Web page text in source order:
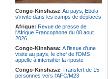
Afrique:CAN Féminine 2026 -
Priscille Kreto, la sérénité avant le
grand rendez-vous face à l'Algérie
Afrique: Le roman-photo de la
phase de groupes de la
TotalEnergies CAF Coupe d'Afrique
Congo-Kinshasa: Au pays, Ebola
s'invite dans les camps de déplacés
Afrique: Revue de presse de
l'Afrique Francophone du 08 aout
2026
Congo-Kinshasa: A l'issue d'une
visite au pays, le chef de l'OMS
appelle à intensifier la riposte
Congo-Kinshasa: Transfert de 15
personnes vers l'AFC/M23